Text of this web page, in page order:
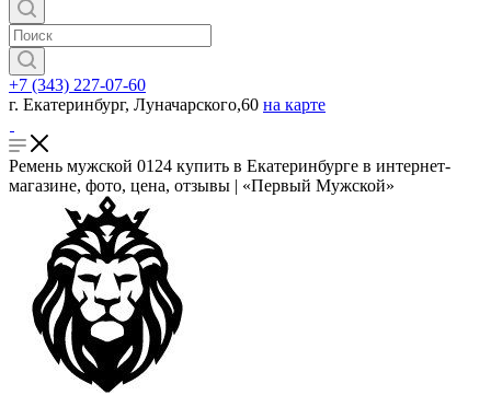
+7 (343) 227-07-60
г. Екатеринбург, Луначарского,60 на карте
Ремень мужской 0124 купить в Екатеринбурге в интернет-
магазине, фото, цена, отзывы | «Первый Мужской»